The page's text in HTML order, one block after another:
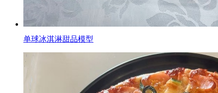
单球冰淇淋甜品模型